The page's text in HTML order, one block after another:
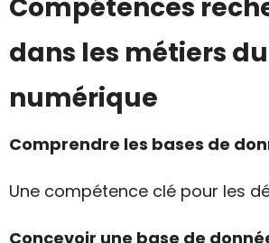
Compétences
dans les métiers du
numérique
Comprendre les bases de
Une compétence clé pour les
Concevoir une base de